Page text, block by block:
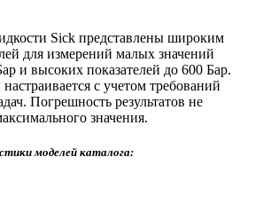
Sick представлены широким
для измерений малых значений
и высоких показателей до 600 Бар.
с учетом требований
Погрешность результатов не
значения.
моделей каталога: